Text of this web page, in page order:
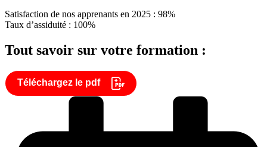
Satisfaction de nos apprenants en 2025 : 98%
Taux d’assiduité : 100%
Tout savoir sur votre formation :
Téléchargez le pdf